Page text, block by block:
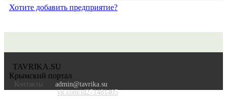
Хотите добавить предприятие?
TAVRIKA.SU
Крымский портал
Контакты
admin@tavrika.su
vk.com/id271481405